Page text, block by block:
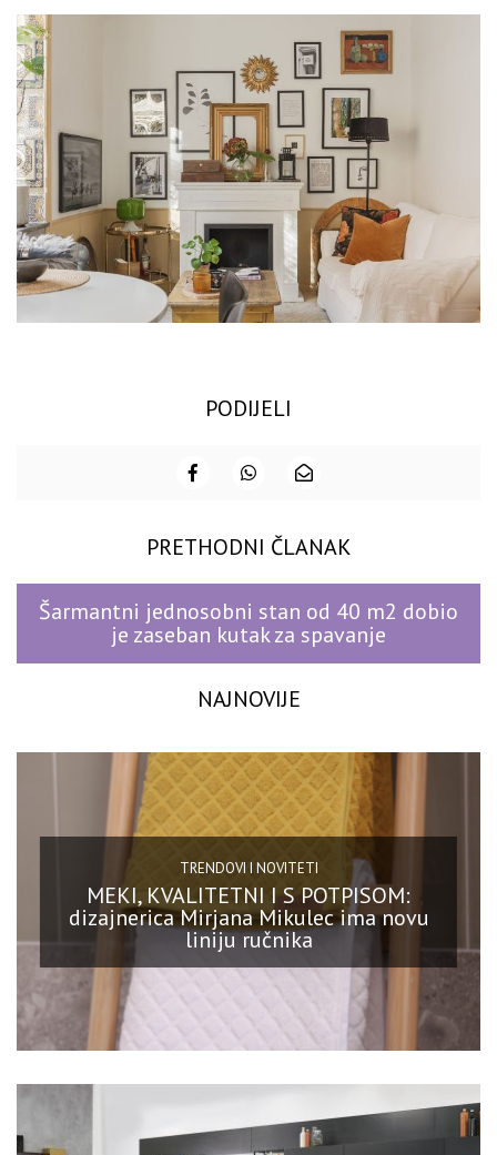
PODIJELI
PRETHODNI ČLANAK
Šarmantni jednosobni stan od 40 m2 dobio
je zaseban kutak za spavanje
NAJNOVIJE
TRENDOVI I NOVITETI
MEKI, KVALITETNI I S POTPISOM:
dizajnerica Mirjana Mikulec ima novu
liniju ručnika